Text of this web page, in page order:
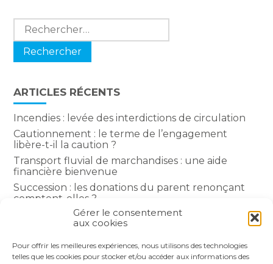
Gérer le consentement
aux cookies
Pour offrir les meilleures expériences, nous utilisons des technologies
telles que les cookies pour stocker et/ou accéder aux informations des
Rechercher :
ARTICLES RÉCENTS
Incendies : levée des interdictions de circulation
Cautionnement : le terme de l’engagement
libère-t-il la caution ?
Transport fluvial de marchandises : une aide
financière bienvenue
Succession : les donations du parent renonçant
comptent-elles ?
Encadrement des loyers : une année de plus
COMMENTAIRES RÉCENTS